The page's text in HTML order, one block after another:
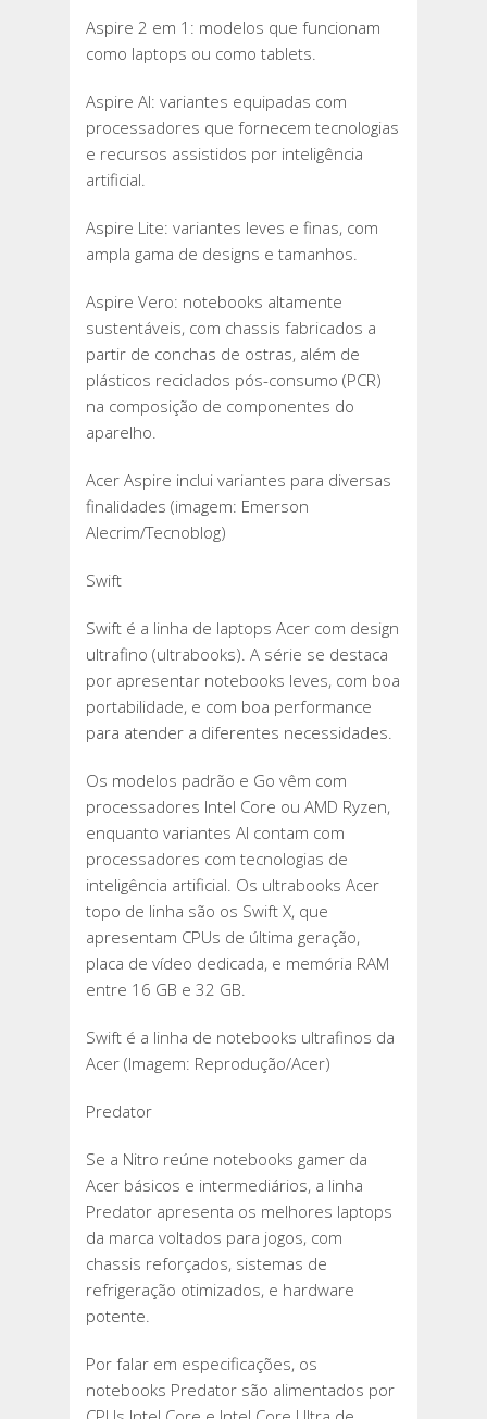
Aspire 2 em 1: modelos que funcionam
como laptops ou como tablets.
Aspire AI: variantes equipadas com
processadores que fornecem tecnologias
e recursos assistidos por inteligência
artificial.
Aspire Lite: variantes leves e finas, com
ampla gama de designs e tamanhos.
Aspire Vero: notebooks altamente
sustentáveis, com chassis fabricados a
partir de conchas de ostras, além de
plásticos reciclados pós-consumo (PCR)
na composição de componentes do
aparelho.
Acer Aspire inclui variantes para diversas
finalidades (imagem: Emerson
Alecrim/Tecnoblog)
Swift
Swift é a linha de laptops Acer com design
ultrafino (ultrabooks). A série se destaca
por apresentar notebooks leves, com boa
portabilidade, e com boa performance
para atender a diferentes necessidades.
Os modelos padrão e Go vêm com
processadores Intel Core ou AMD Ryzen,
enquanto variantes AI contam com
processadores com tecnologias de
inteligência artificial. Os ultrabooks Acer
topo de linha são os Swift X, que
apresentam CPUs de última geração,
placa de vídeo dedicada, e memória RAM
entre 16 GB e 32 GB.
Swift é a linha de notebooks ultrafinos da
Acer (Imagem: Reprodução/Acer)
Predator
Se a Nitro reúne notebooks gamer da
Acer básicos e intermediários, a linha
Predator apresenta os melhores laptops
da marca voltados para jogos, com
chassis reforçados, sistemas de
refrigeração otimizados, e hardware
potente.
Por falar em especificações, os
notebooks Predator são alimentados por